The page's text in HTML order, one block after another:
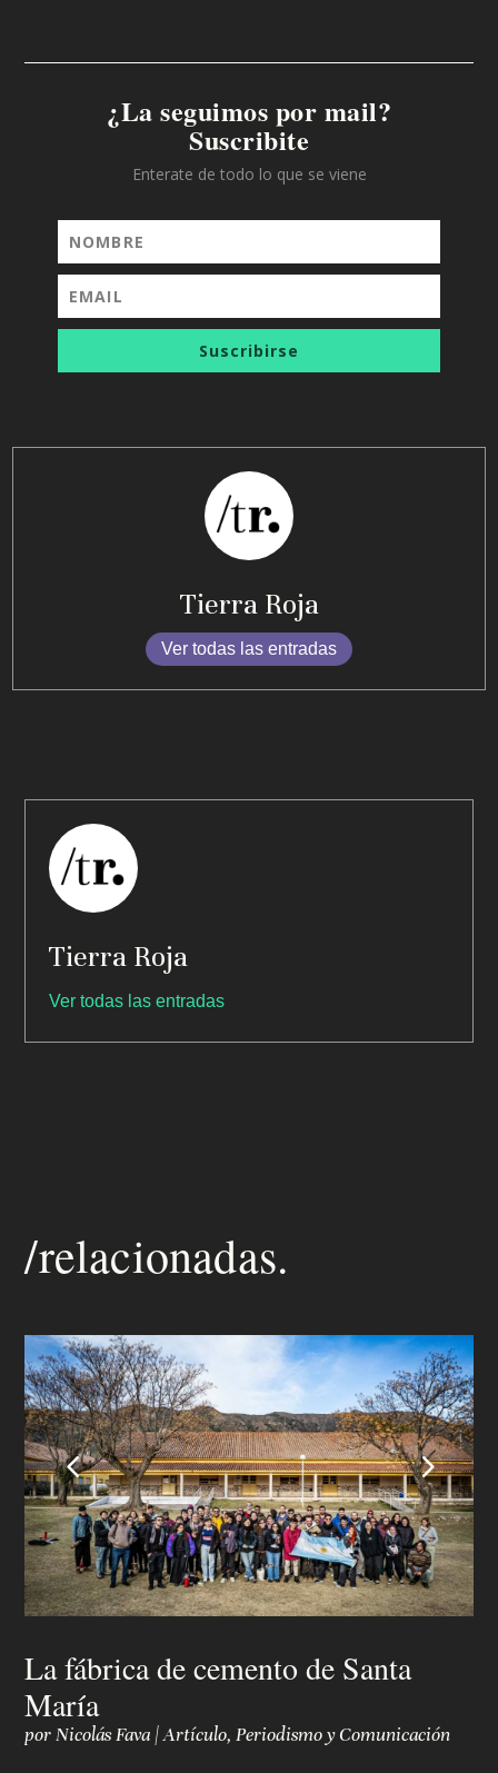
¿La seguimos por mail?
Suscribite
Enterate de todo lo que se viene
Suscribirse
Tierra Roja
Ver todas las entradas
Tierra Roja
Ver todas las entradas
/relacionadas.
4 5
La fábrica de cemento de Santa
María
porNicolás Fava |Artículo,Periodismo y Comunicación